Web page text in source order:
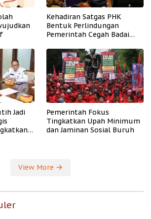
Kehadiran Satgas PHK
Bentuk Perlindungan
Pemerintah Cegah Badai
Jadi
Pemerintah Fokus
Tingkatkan Upah Minimum
dan Jaminan Sosial Buruh
View More